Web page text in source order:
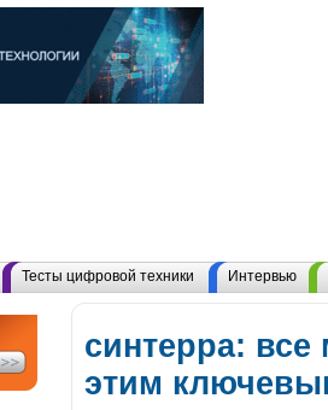
Тесты цифровой техники Интервью
синтерра:
этим